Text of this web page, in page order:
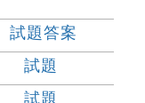
試題答案
試題
試題